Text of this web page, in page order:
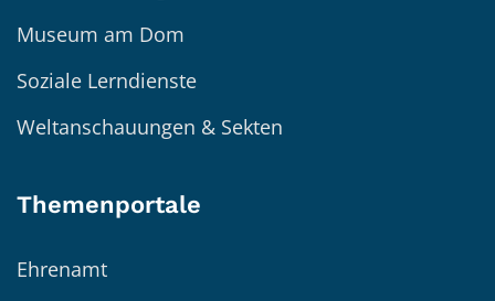
Museum am Dom
Soziale Lerndienste
Weltanschauungen & Sekten
Themenportale
Ehrenamt